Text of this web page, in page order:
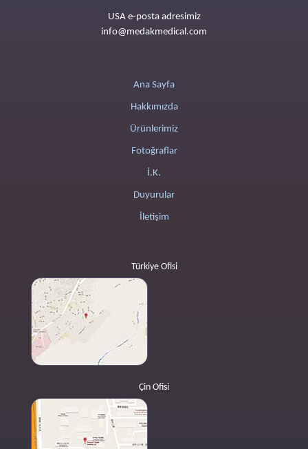
USA e-posta adresimiz
info@medakmedical.com
Ana Sayfa
Hakkımızda
Ürünlerimiz
Fotoğraflar
İ.K.
Duyurular
İletişim
Türkiye Ofisi
Çin Ofisi